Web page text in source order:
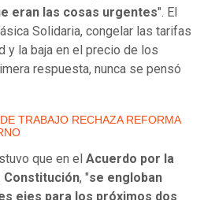
eran las cosas urgentes". El
Solidaria, congelar las tarifas
y la baja en el precio de los
respuesta, nunca se pensó
TRABAJO RECHAZA REFORMA
que en el Acuerdo por la
Constitución, "se engloban
ejes para los próximos dos